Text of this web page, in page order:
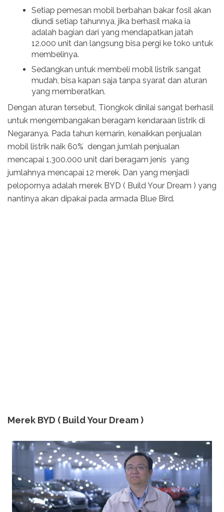
Setiap pemesan mobil berbahan bakar fosil akan
diundi setiap tahunnya, jika berhasil maka ia
adalah bagian dari yang mendapatkan jatah
12.000 unit dan langsung bisa pergi ke toko untuk
membelinya.
Sedangkan untuk membeli mobil listrik sangat
mudah, bisa kapan saja tanpa syarat dan aturan
yang memberatkan.
Dengan aturan tersebut, Tiongkok dinilai sangat berhasil
untuk mengembangakan beragam kendaraan listrik di
Negaranya. Pada tahun kemarin, kenaikkan penjualan
mobil listrik naik 60% dengan jumlah penjualan
mencapai 1.300.000 unit dari beragam jenis yang
jumlahnya mencapai 12 merek. Dan yang menjadi
pelopornya adalah merek BYD ( Build Your Dream ) yang
nantinya akan dipakai pada armada Blue Bird.
Merek BYD ( Build Your Dream )